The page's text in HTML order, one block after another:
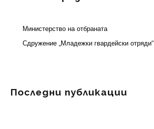
Министерство на отбраната
Сдружение „Младежки гвардейски отряди“
Последни публикации